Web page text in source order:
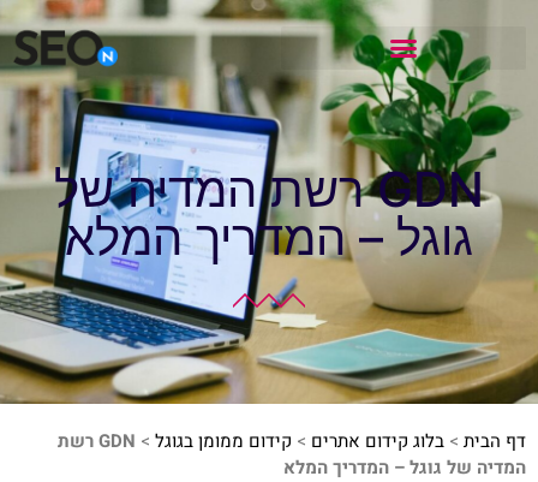
GDN רשת המדיה של
גוגל – המדריך המלא
דף הבית > בלוג קידום אתרים > קידום ממומן בגוגל >
GDN רשת
המדיה של גוגל – המדריך המלא